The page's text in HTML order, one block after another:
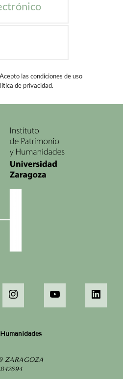
Acepto las condiciones de uso
de privacidad.
ZARAGOZA